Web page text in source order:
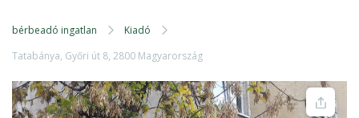
bérbeadó ingatlan
Kiadó
Tatabánya, Győri út 8, 2800 Magyarország